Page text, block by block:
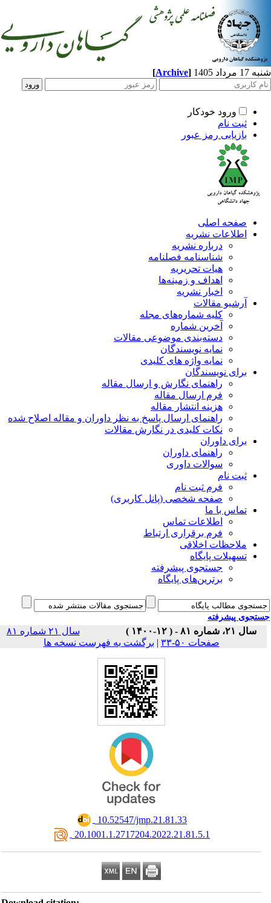
1405
[Archive]
ورود خودکار
ثبت نام
بازیابی رمز عبور
صفحه اصلی
اطلاعات نشریه
درباره نشریه
شناسنامه فصلنامه
هیات تحریریه
اهداف و زمینه‌ها
اخبار نشریه
آرشیو مقالات
کلیه شماره‌های مجله
آخرین شماره
دسته‌بندی موضوعی مقالات
نمایه نویسندگان
نمایه واژه های کلیدی
برای نویسندگان
راهنمای نگارش و ارسال مقاله
فرم ارسال مقاله
هزینه انتشار مقاله
راهنمای ارسال پاسخ به نظر داوران و مقاله اصلاح شده
نکات کلیدی در نگارش مقالات
برای داوران
راهنمای داوران
سوالات داوری
ثبت نام
فرم ثبت نام
صفحه شخصی (پانل کاربری)
تماس با ما
اطلاعات تماس
فرم برقراری ارتباط
ملاحظات اخلاقی
تسهیلات پایگاه
جستجوی پیشرفته
برترین‌های پایگاه
پیشرفته
سال ۲۱، شماره ۸۱ - ( ۱۲-۱۴۰۰ )
سال ۲۱ شماره ۸۱
صفحات ۵۰-۳۳
|برگشت به فهرست نسخه ها
‎ 10.52547/jmp.21.81.33
‎ 20.1001.1.2717204.2022.21.81.5.1